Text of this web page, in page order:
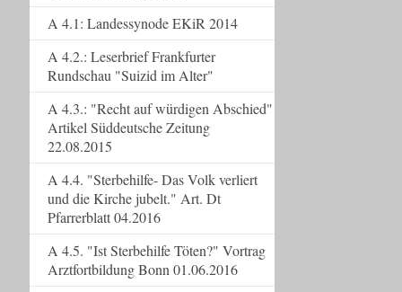
A 4.1: Landessynode EKiR 2014
A 4.2.: Leserbrief Frankfurter
Rundschau "Suizid im Alter"
A 4.3.: "Recht auf würdigen Abschied"
Artikel Süddeutsche Zeitung
22.08.2015
A 4.4. "Sterbehilfe- Das Volk verliert
und die Kirche jubelt." Art. Dt
Pfarrerblatt 04.2016
A 4.5. "Ist Sterbehilfe Töten?" Vortrag
Arztfortbildung Bonn 01.06.2016